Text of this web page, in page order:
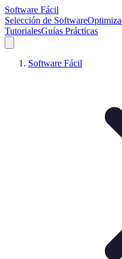
Software Fácil
Selección de Software
TutorialesGuías Prácticas
Software Fácil